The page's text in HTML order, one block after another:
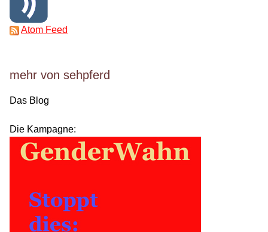
Atom Feed
mehr von sehpferd
Das Blog
Die Kampagne: